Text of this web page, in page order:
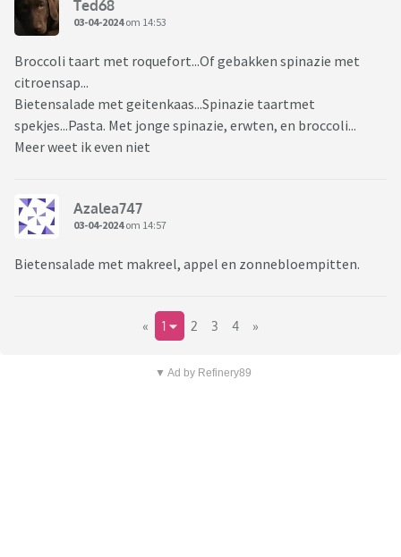
Ted68
03-04-2024om 14:53
Broccoli taart met roquefort...Of gebakken spinazie met
citroensap...
Bietensalade met geitenkaas...Spinazie taartmet
spekjes...Pasta. Met jonge spinazie, erwten, en broccoli...
Meer weet ik even niet
Azalea747
03-04-2024om 14:57
Bietensalade met makreel, appel en zonnebloempitten.
« 1 2 3 4 »
▼ Ad by Refinery89